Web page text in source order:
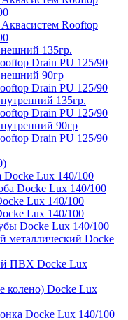
Rooftop
135гр.
Drain PU 125/90
90гр
Drain PU 125/90
135гр.
Drain PU 125/90
90гр
Drain PU 125/90
Lux 140/100
Docke Lux 140/100
Lux 140/100
Lux 140/100
Docke Lux 140/100
металлический Docke
ПВХ Docke Lux
колено) Docke Lux
Docke Lux 140/100